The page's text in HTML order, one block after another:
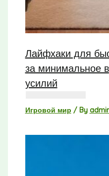
Лайфхаки для
за минимальное
усилий
Игровой мир / By